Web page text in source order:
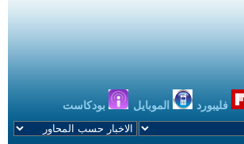
فليبورد الموبايل بودكاست